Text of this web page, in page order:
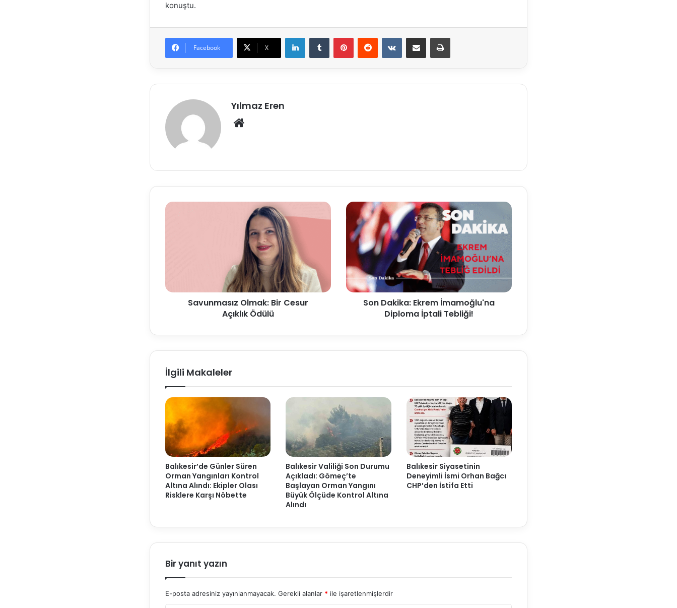
konuştu.
Facebook X
LinkedInTumblr PinterestReddit VKontakteE-Posta ile paylaş Yazdır
Yılmaz Eren
Savunmasız Olmak: Bir Cesur
Açıklık Ödülü
Son Dakika: Ekrem İmamoğlu'na
Diploma İptali Tebliği!
İlgili Makaleler
Balıkesir’de Günler Süren
Orman Yangınları Kontrol
Altına Alındı: Ekipler Olası
Risklere Karşı Nöbette
Balıkesir Valiliği Son Durumu
Açıkladı: Gömeç’te
Başlayan Orman Yangını
Büyük Ölçüde Kontrol Altına
Alındı
Balıkesir Siyasetinin
Deneyimli İsmi Orhan Bağcı
CHP’den İstifa Etti
Bir yanıt yazın
E-posta adresiniz yayınlanmayacak. Gerekli alanlar * ile işaretlenmişlerdir